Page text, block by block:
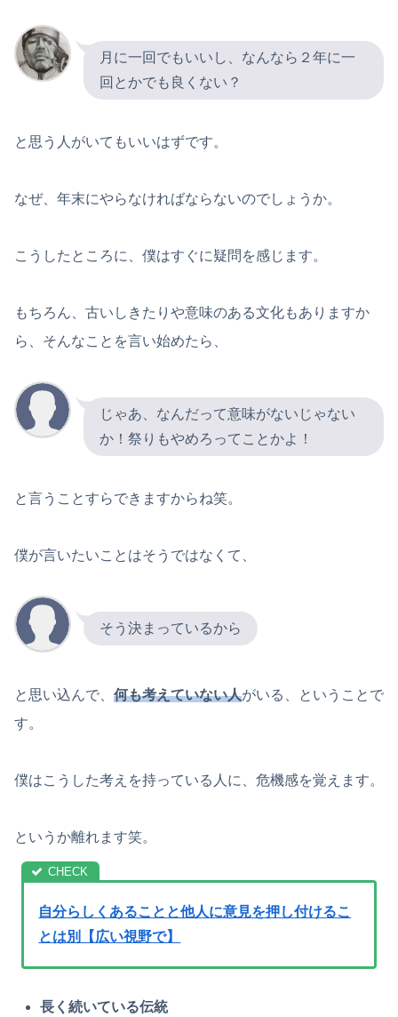
月に一回でもいいし、なんなら２年に一
回とかでも良くない？
と思う人がいてもいいはずです。
なぜ、年末にやらなければならないのでしょうか。
こうしたところに、僕はすぐに疑問を感じます。
もちろん、古いしきたりや意味のある文化もありますか
ら、そんなことを言い始めたら、
じゃあ、なんだって意味がないじゃない
か！祭りもやめろってことかよ！
と言うことすらできますからね笑。
僕が言いたいことはそうではなくて、
そう決まっているから
と思い込んで、 何も考えていない人がいる、ということで
す。
僕はこうした考えを持っている人に、危機感を覚えます。
というか離れます笑。
自分らしくあることと他人に意見を押し付けるこ
とは別【広い視野で】
長く続いている伝統